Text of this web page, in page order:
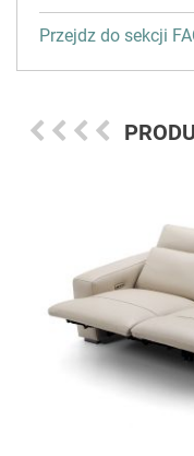
Przejdz do sekcji